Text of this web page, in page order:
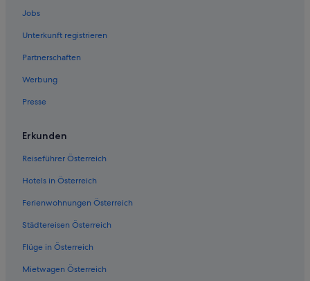
Jobs
Unterkunft registrieren
Partnerschaften
Werbung
Presse
Erkunden
Reiseführer Österreich
Hotels in Österreich
Ferienwohnungen Österreich
Städtereisen Österreich
Flüge in Österreich
Mietwagen Österreich